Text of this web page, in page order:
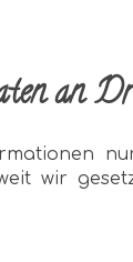
an
wir